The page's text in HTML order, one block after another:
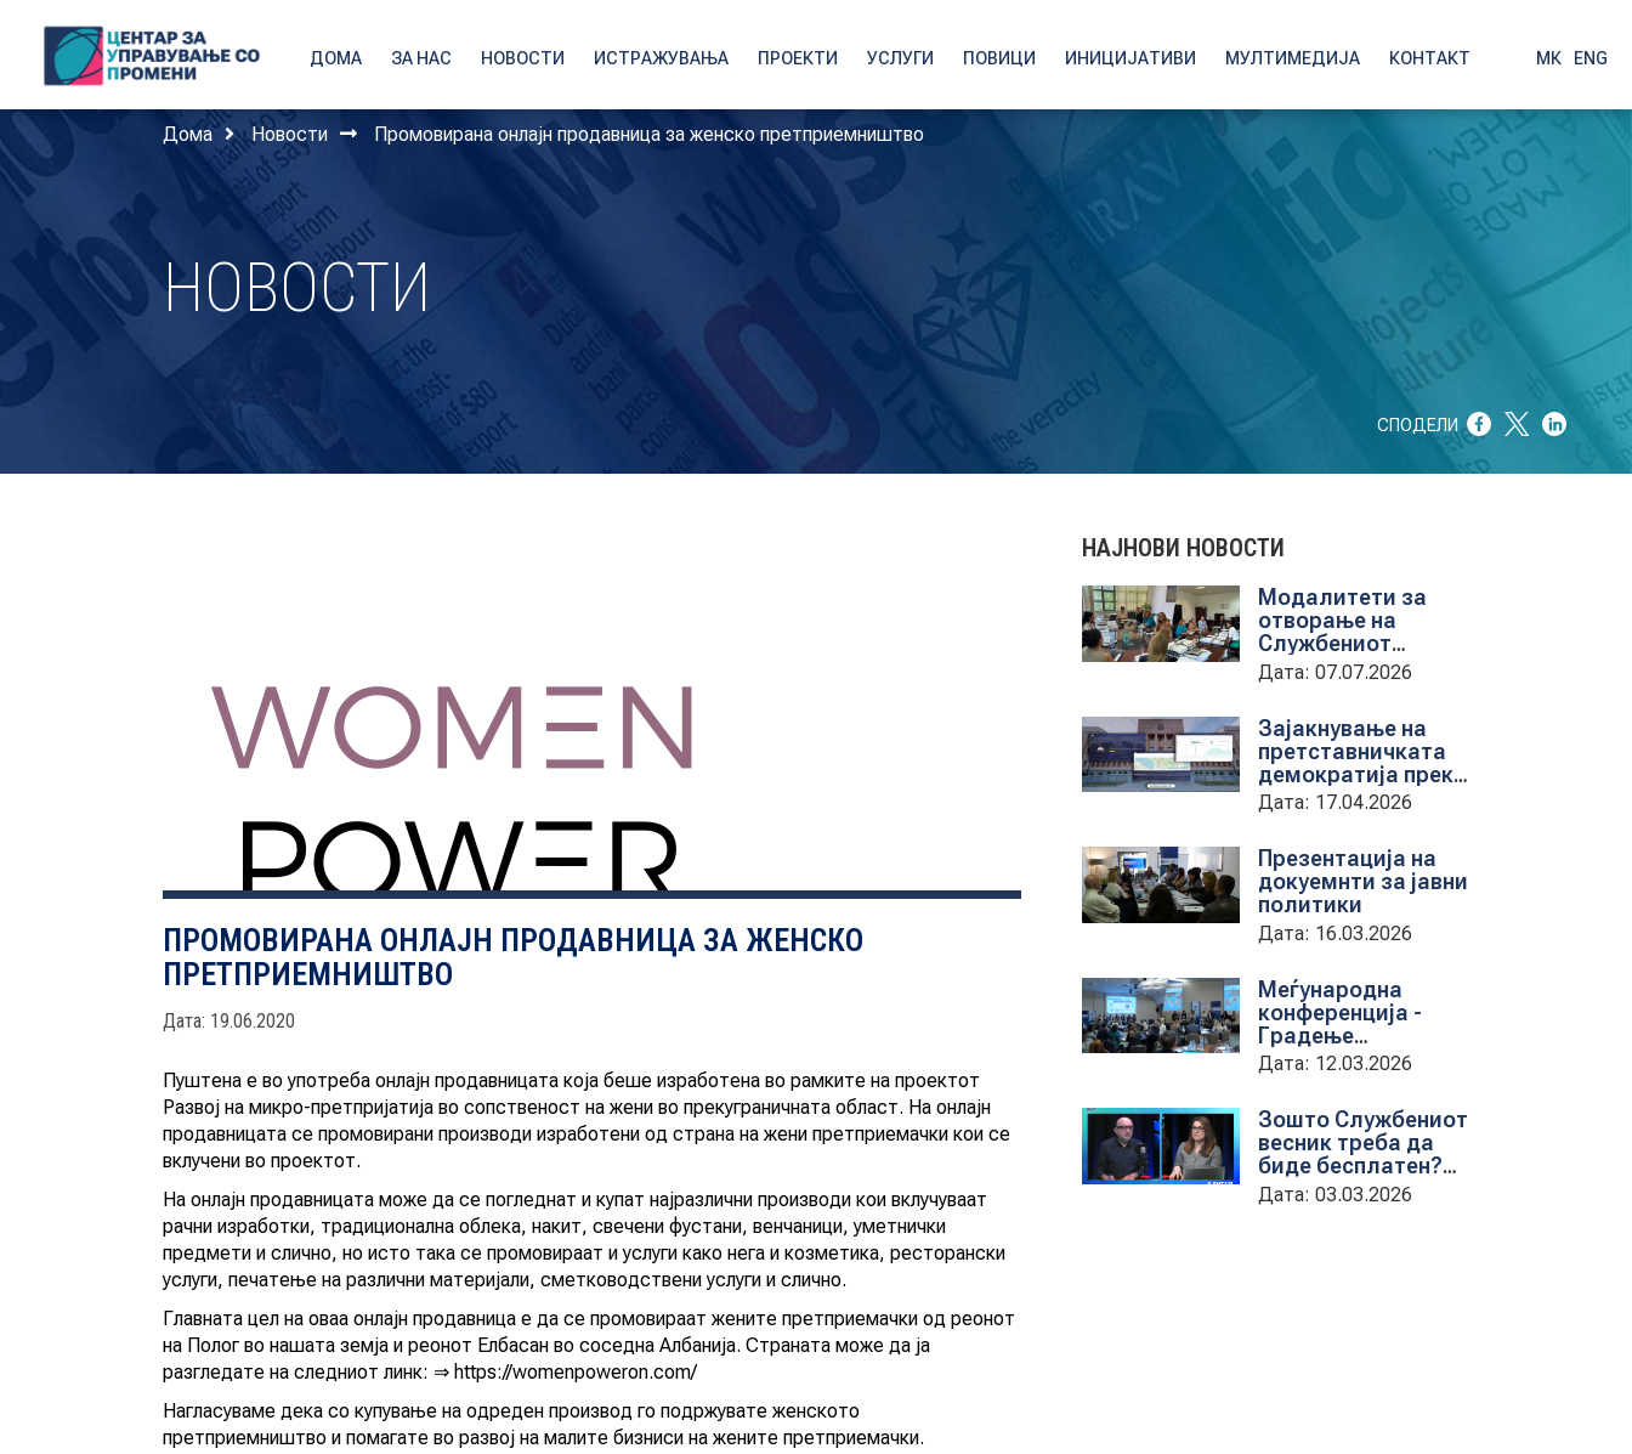
ДОМА ЗА НАС НОВОСТИ ИСТРАЖУВАЊА ПРОЕКТИ УСЛУГИ ПОВИЦИ ИНИЦИЈАТИВИ МУЛТИМЕДИЈА КОНТАКТ МК ENG
Дома Новости Промовирана онлајн продавница за женско претприемништво
НОВОСТИ
СПОДЕЛИ
Новост
ПРОМОВИРАНА ОНЛАЈН ПРОДАВНИЦА ЗА ЖЕНСКО
ПРЕТПРИЕМНИШТВО
Дата: 19.06.2020
Пуштена е во употреба онлајн продавницата која беше изработена во рамките на проектот
Развој на микро-претпријатија во сопственост на жени во прекуграничната област. На онлајн
продавницата се промовирани производи изработени од страна на жени претприемачки кои се
вклучени во проектот.
На онлајн продавницата може да се погледнат и купат најразлични производи кои вклучуваат
рачни изработки, традиционална облека, накит, свечени фустани, венчаници, уметнички
предмети и слично, но исто така се промовираат и услуги како нега и козметика, ресторански
услуги, печатење на различни материјали, сметководствени услуги и слично.
Главната цел на оваа онлајн продавница е да се промовираат жените претприемачки од реонот
на Полог во нашата земја и реонот Елбасан во соседна Албанија. Страната може да ја
разгледате на следниот линк: ⇒ https://womenpoweron.com/
Нагласуваме дека со купување на одреден производ го подржувате женското
претприемништво и помагате во развој на малите бизниси на жените претприемачки.
НАЈНОВИ НОВОСТИ
Модалитети за
отворање на
Службениот
весник - Средба со
претставници на
Дата: 07.07.2026
Зајакнување на
претставничката
демократија преку
дигитална алатка
kancelarii.sobranie.mk
Дата: 17.04.2026
Презентација на
докуемнти за јавни
политики
Дата: 16.03.2026
Меѓународна
конференција -
Градење
капацитети на
институциите за
обука на државни
службеници
Дата: 12.03.2026
Зошто Службениот
весник треба да
биде бесплатен?
гостување на
проектната
Дата: 03.03.2026